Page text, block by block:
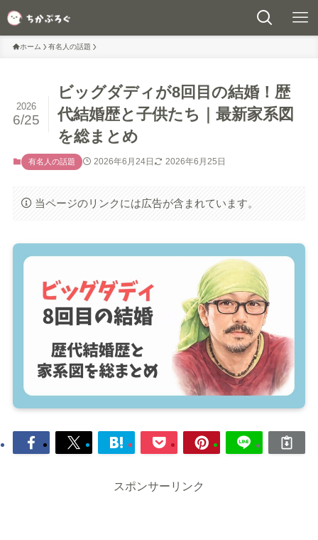
ホーム 有名人の話題
ビッグダディが8回目の結婚！歴
代結婚歴と子供たち｜最新家系図
を総まとめ
2026
6/25
有名人の話題 2026年6月24日 2026年6月25日
当ページのリンクには広告が含まれています。
スポンサーリンク